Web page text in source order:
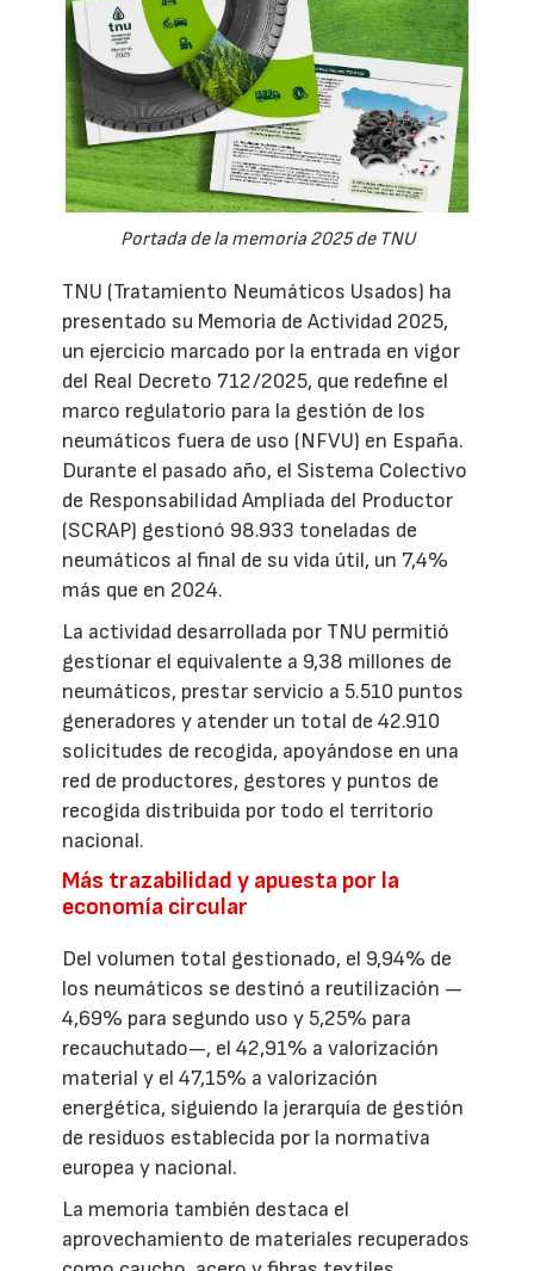
Portada de la memoria 2025 de TNU
TNU (Tratamiento Neumáticos Usados) ha
presentado su Memoria de Actividad 2025,
un ejercicio marcado por la entrada en vigor
del Real Decreto 712/2025, que redefine el
marco regulatorio para la gestión de los
neumáticos fuera de uso (NFVU) en España.
Durante el pasado año, el Sistema Colectivo
de Responsabilidad Ampliada del Productor
(SCRAP) gestionó 98.933 toneladas de
neumáticos al final de su vida útil, un 7,4%
más que en 2024.
La actividad desarrollada por TNU permitió
gestionar el equivalente a 9,38 millones de
neumáticos, prestar servicio a 5.510 puntos
generadores y atender un total de 42.910
solicitudes de recogida, apoyándose en una
red de productores, gestores y puntos de
recogida distribuida por todo el territorio
nacional.
Más trazabilidad y apuesta por la
economía circular
Del volumen total gestionado, el 9,94% de
los neumáticos se destinó a reutilización —
4,69% para segundo uso y 5,25% para
recauchutado—, el 42,91% a valorización
material y el 47,15% a valorización
energética, siguiendo la jerarquía de gestión
de residuos establecida por la normativa
europea y nacional.
La memoria también destaca el
aprovechamiento de materiales recuperados